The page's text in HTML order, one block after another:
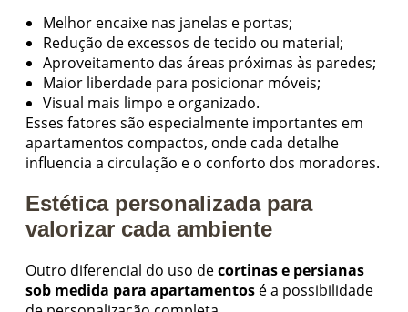
Melhor encaixe nas janelas e portas;
Redução de excessos de tecido ou material;
Aproveitamento das áreas próximas às paredes;
Maior liberdade para posicionar móveis;
Visual mais limpo e organizado.
Esses fatores são especialmente importantes em
apartamentos compactos, onde cada detalhe
influencia a circulação e o conforto dos moradores.
Estética personalizada para
valorizar cada ambiente
Outro diferencial do uso decortinas e persianas
sob medida para apartamentos é a possibilidade